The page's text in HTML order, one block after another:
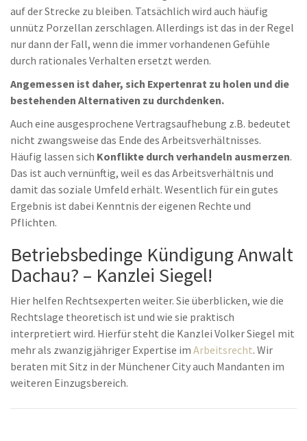
auf der Strecke zu bleiben. Tatsächlich wird auch häufig
unnütz Porzellan zerschlagen. Allerdings ist das in der Regel
nur dann der Fall, wenn die immer vorhandenen Gefühle
durch rationales Verhalten ersetzt werden.
Angemessen ist daher, sich Expertenrat zu holen und die
bestehenden Alternativen zu durchdenken.
Auch eine ausgesprochene Vertragsaufhebung z.B. bedeutet
nicht zwangsweise das Ende des Arbeitsverhältnisses.
Häufig lassen sich Konflikte durch verhandeln ausmerzen.
Das ist auch vernünftig, weil es das Arbeitsverhältnis und
damit das soziale Umfeld erhält. Wesentlich für ein gutes
Ergebnis ist dabei Kenntnis der eigenen Rechte und
Pflichten.
Betriebsbedinge Kündigung Anwalt
Dachau? – Kanzlei Siegel!
Hier helfen Rechtsexperten weiter. Sie überblicken, wie die
Rechtslage theoretisch ist und wie sie praktisch
interpretiert wird. Hierfür steht die Kanzlei Volker Siegel mit
mehr als zwanzigjähriger Expertise im Arbeitsrecht. Wir
beraten mit Sitz in der Münchener City auch Mandanten im
weiteren Einzugsbereich.